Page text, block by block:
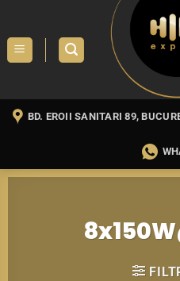
content
BD. EROII SANITARI 89,